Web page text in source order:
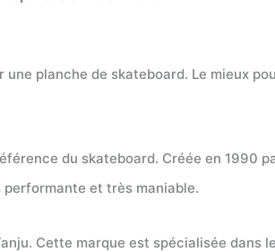
planche de skateboard. Le mieux
du skateboard. Créée en 1990
et très maniable.
Cette marque est spécialisée dans